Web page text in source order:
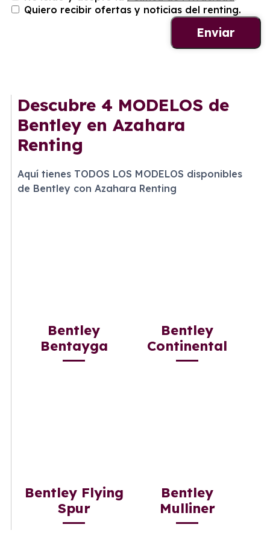
Quiero recibir ofertas y noticias del renting.
Descubre 4 MODELOS de
Bentley en Azahara
Renting
Aquí tienes TODOS LOS MODELOS disponibles
de Bentley con Azahara Renting
Bentley
Bentayga
Bentley
Continental
Bentley Flying
Spur
Bentley
Mulliner